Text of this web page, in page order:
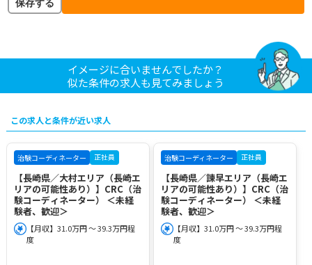
保存する
イメージに合いませんでしたか？
似た条件の求人も見てみましょう
この求人と条件が近い求人
治験コーディネーター 正社員
【長崎県／大村エリア（長崎エ
リアの可能性あり）】CRC（治
験コーディネーター） ＜未経
験者、歓迎＞
【月収】31.0万円 ～ 39.3万円程
度
治験コーディネーター 正社員
【長崎県／諫早エリア（長崎エ
リアの可能性あり）】CRC（治
験コーディネーター） ＜未経
験者、歓迎＞
【月収】31.0万円 ～ 39.3万円程
度